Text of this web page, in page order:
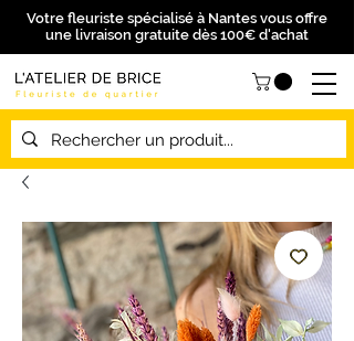
Votre fleuriste spécialisé à Nantes vous offre
une livraison gratuite dès 100€ d'achat